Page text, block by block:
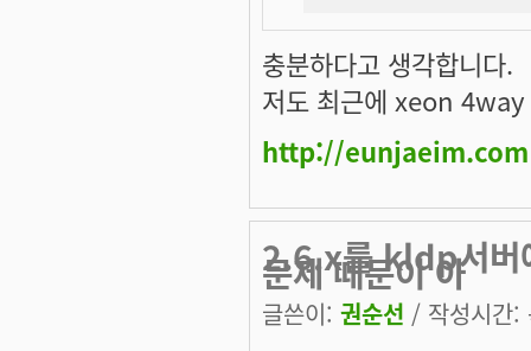
충분하다고 생각합니다.
저도 최근에 xeon 4way
http://eunjaeim.com
2.6.x를 kldp서버
문제 때문이 아
글쓴이: 권순선 / 작성시간